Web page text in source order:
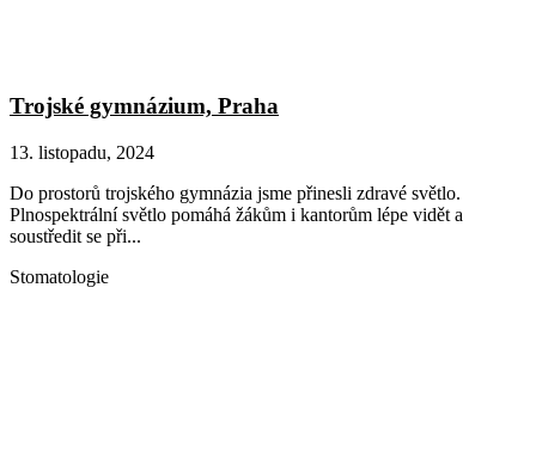
Trojské gymnázium, Praha
13. listopadu, 2024
Do prostorů trojského gymnázia jsme přinesli zdravé světlo.
Plnospektrální světlo pomáhá žákům i kantorům lépe vidět a
soustředit se při...
Stomatologie